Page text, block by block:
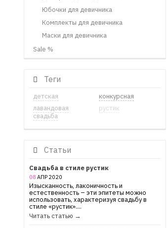
Юбочки для девичника
Комплекты для девичника
Маски для девичника
Sale %
Теги
детская
конкурсная
лавандовая
свадьба
рустик
Статьи
Свадьба в стиле рустик
08 АПР 2020
Изысканность, лаконичность и
естественность – эти эпитеты можно
использовать, характеризуя свадьбу в
стиле «рустик»....
Читать статью →